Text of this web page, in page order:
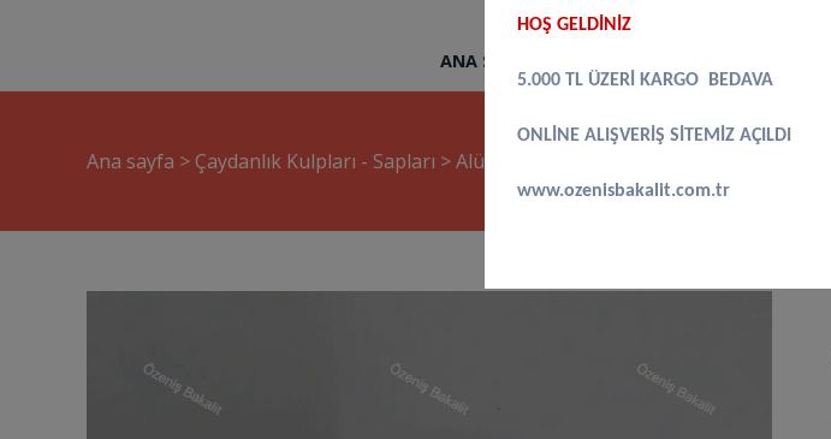
ANA SAYFA
Ana sayfa > Çaydanlık Kulpları - Sapları >Alüminyum Pul Büyük
HOŞ GELDİNİZ
5.000 TL ÜZERİ KARGO BEDAVA
ONLİNE ALIŞVERİŞ SİTEMİZ AÇILDI
www.ozenisbakalit.com.tr